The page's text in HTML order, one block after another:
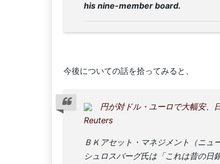
his nine-member board.
今後についての話を拾ってみると、
円が対ドル・ユーロで大幅安、
Reuters
ＢＫアセット・マネジメント（ニュ
シュロスバーグ氏は「これは昔の日